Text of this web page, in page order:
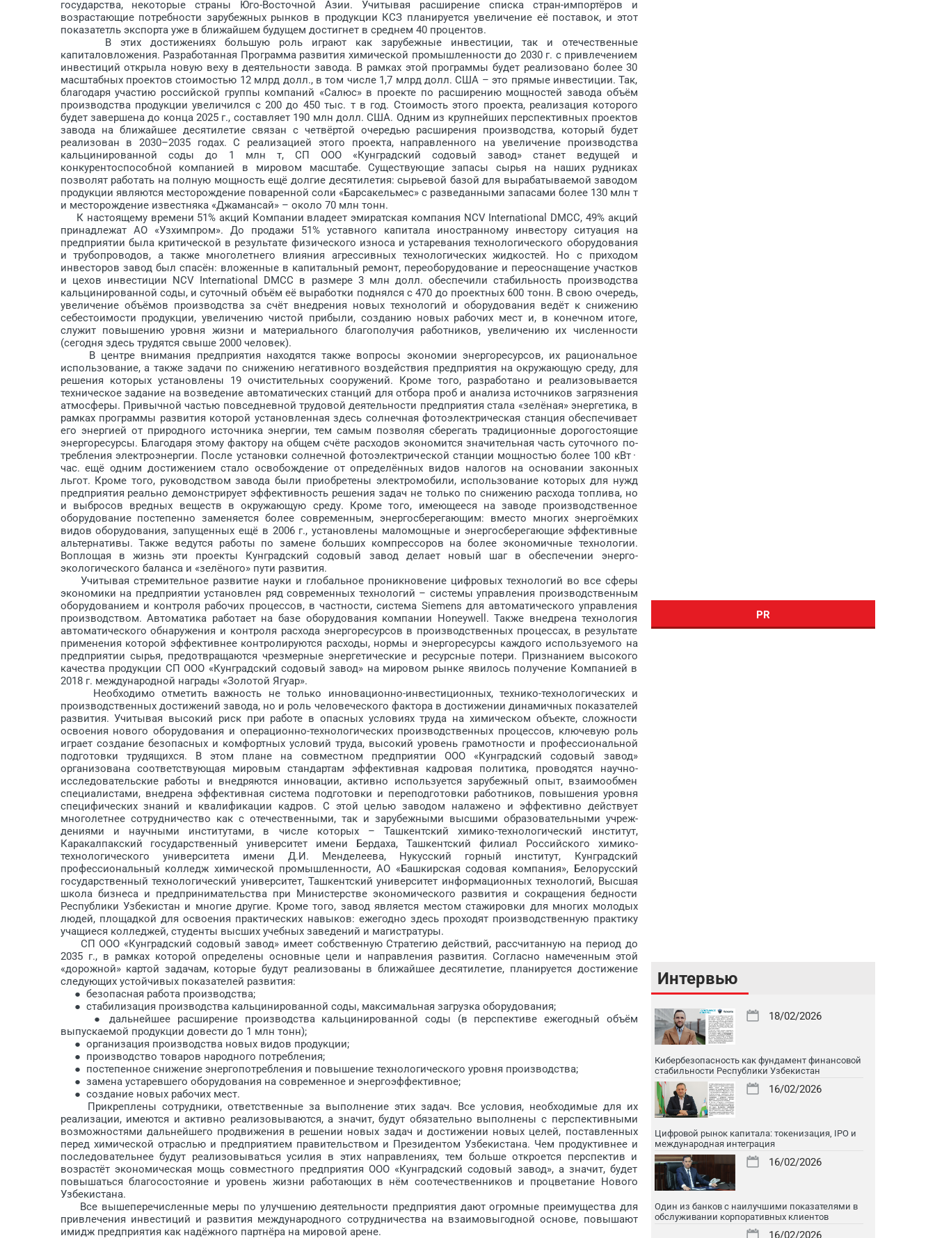
государства, некоторые страны Юго-Восточной Азии. Учитывая расширение списка стран-импортёров и
возрастающие потребности зарубежных рынков в продукции КСЗ планируется увеличение её поставок, и этот
показатетль экспорта уже в ближайшем будущем достигнет в среднем 40 процентов.
В этих достижениях большую роль играют как зарубежные инвестиции, так и отечественные
капиталовложения. Разработанная Программа развития химической промышленности до 2030 г. с привлечением
инвестиций открыла новую веху в деятельности завода. В рамках этой программы будет реализовано более 30
масштабных проектов стоимостью 12 млрд долл., в том числе 1,7 млрд долл. США – это прямые инвестиции. Так,
благодаря участию российской группы компаний «Салюс» в проекте по расширению мощностей завода объём
производства продукции увеличился с 200 до 450 тыс. т в год. Стоимость этого проекта, реализация которого
будет завершена до конца 2025 г., составляет 190 млн долл. США. Одним из круп­нейших перспективных проектов
завода на ближайшее десятилетие связан с четвёртой очередью расширения производства, который будет
реализован в 2030–2035 годах. С реализацией этого проекта, направленного на увеличение производства
кальцинированной соды до 1 млн т, СП ООО «Кунградский содовый завод» станет ведущей и
конкурентоспособной компанией в мировом масштабе. Существующие запасы сырья на наших рудниках
позволят работать на полную мощность ещё долгие десятилетия: сырьевой базой для вырабатываемой заводом
продукции являются месторождение поваренной соли «Барсакельмес» с разведанными запасами более 130 млн т
и месторождение известняка «Джамансай» – около 70 млн тонн.
К настоящему времени 51% акций Компании владеет эмиратская компания NCV International DMCC, 49% акций
принадлежат АО «Узхимпром». До продажи 51% уставного капитала иностранному инвестору ситуация на
предприятии была критической в результате физического износа и устаревания технологического оборудования
и трубопроводов, а также многолетнего влияния агрессивных технологических жидкостей. Но с приходом
инвесторов завод был спасён: вложенные в капитальный ремонт, переоборудование и переоснащение участков
и цехов инвестиции NCV International DMCC в размере 3 млн долл. обеспечили стабильность производства
кальцинированной соды, и суточный объём её выработки поднялся с 470 до проектных 600 тонн. В свою очередь,
увеличение объёмов производства за счёт внедрения новых технологий и оборудования ведёт к снижению
себестоимости продукции, увеличению чистой прибыли, созданию новых рабочих мест и, в конечном итоге,
служит повышению уровня жизни и материального благополучия работников, увеличению их численности
(сегодня здесь трудятся свыше 2000 человек).
В центре внимания предприятия находятся также вопросы экономии энергоресурсов, их рациональное
использование, а также задачи по снижению негативного воздействия предприятия на окружающую среду, для
решения которых установлены 19 очистительных сооружений. Кроме того, разработано и реализовывается
техническое задание на возведение автоматических станций для отбора проб и анализа источников загрязнения
атмосферы. Привычной частью повседневной трудовой дея­тельности предприятия стала «зелёная» энергетика, в
рамках программы развития которой установленная здесь солнечная фотоэлектрическая станция обеспечивает
его энергией от природного источника энергии, тем самым позволяя сберегать традиционные дорогостоящие
энергоресурсы. Благодаря этому фактору на общем счёте расходов экономится значительная часть суточного по­
требления электроэнергии. После установки солнечной фотоэлектрической станции мощностью более 100 кВт ·
час. ещё одним достижением стало освобождение от определённых видов налогов на основании законных
льгот. Кроме того, руководством завода были приобретены электромобили, использование которых для нужд
пред­приятия реально демонстрирует эффективность решения задач не только по снижению расхода топлива, но
и выбросов вредных веществ в окружающую среду. Кроме того, имеющееся на заводе производственное
оборудование постепенно заменяется более современным, энергосберегающим: вместо многих энергоёмких
видов оборудования, запущенных ещё в 2006 г., установлены маломощные и энергосберегающие эффективные
альтернативы. Также ведутся работы по замене больших компрессоров на более экономичные технологии.
Воплощая в жизнь эти проекты Кунградский содовый завод делает новый шаг в обеспечении энерго-
экологического баланса и «зелёного» пути развития.
Учитывая стремительное развитие науки и глобальное проникновение цифровых технологий во все сферы
экономики на предприятии установлен ряд современных технологий – системы управления производственным
оборудованием и контроля рабочих процессов, в частности, система Siemens для автоматического управления
производством. Автоматика работает на базе оборудования компании Honeywell. Также внедрена технология
автоматического обнаружения и контроля расхода энергоресурсов в производственных процессах, в результате
применения которой эффективнее контролируются расходы, нормы и энергоресурсы каждого используемого на
предприятии сырья, предот­вращаются чрезмерные энергетические и ресурсные потери. Признанием высокого
качества продукции СП ООО «Кунградский содовый завод» на мировом рынке явилось получение Компанией в
2018 г. международной награды «Золотой Ягуар».
Необходимо отметить важность не только инновационно-инвестиционных, технико-технологических и
производственных достижений завода, но и роль человеческого фактора в достижении динамичных показателей
развития. Учитывая высокий риск при работе в опасных условиях труда на химическом объекте, сложности
освоения нового оборудования и операционно-технологических производственных процессов, ключевую роль
играет создание безопасных и комфортных условий труда, высокий уровень грамотности и профессиональной
подготовки трудящихся. В этом плане на совместном предприятии ООО «Кунградский содовый завод»
организована соответствующая мировым стандартам эффективная кадровая политика, проводятся научно-
исследовательские работы и внедряются инновации, активно используется зарубежный опыт, взаимообмен
специалистами, внедрена эффективная система подготовки и переподготовки работников, повышения уровня
специфических знаний и квалификации кадров. С этой целью заводом налажено и эффективно действует
многолетнее сотрудничество как с отечественными, так и зарубежными высшими образовательными учреж­
дениями и научными институтами, в числе которых – Ташкентский химико-технологический институт,
Каракалпакский государственный университет имени Бердаха, Ташкентский филиал Российского химико-
технологического университета име­ни Д.И. Менделеева, Нукусский горный институт, Кунградский
профессиональный колледж химической промышленности, АО «Башкирская содовая компания», Белорусский
государственный технологический университет, Ташкентский университет информационных технологий, Высшая
школа бизнеса и предпринимательства при Министерстве экономического развития и сокращения бедности
Республики Узбекистан и многие другие. Кроме того, завод является местом стажировки для многих молодых
людей, площадкой для освоения практических навыков: ежегодно здесь проходят производственную практику
учащиеся колледжей, студенты высших учебных заведений и магистратуры.
СП ООО «Кунградский содовый завод» имеет собственную Стратегию действий, рассчитанную на период до
2035 г., в рамках которой определены основные цели и направления развития. Согласно намеченным этой
«дорожной» картой задачам, которые будут реализованы в ближайшее десятилетие, планируется достижение
следующих устойчивых показателей развития:
● безопасная работа производства;
● стабилизация производства кальцинированной соды, максимальная загрузка оборудования;
● дальнейшее расширение производства кальцинированной соды (в перспективе ежегодный объём
выпускаемой продукции довести до 1 млн тонн);
● организация производства новых видов продукции;
● производство товаров народного потребления;
● постепенное снижение энергопотребления и повышение технологического уровня производства;
● замена устаревшего оборудования на современное и энергоэффективное;
● создание новых рабочих мест.
Прикреплены сотрудники, ответственные за выполнение этих задач. Все условия, необходимые для их
реализации, имеются и активно реализовываются, а значит, будут обязательно выполнены с перспективными
возможностями дальнейшего продвижения в решении новых задач и достижении новых целей, поставленных
перед химической от­раслью и предприятием правительством и Президентом Узбекистана. Чем продуктивнее и
последовательнее будут реализовываться усилия в этих направлениях, тем больше откроется перспектив и
возрастёт экономическая мощь совместного предприятия ООО «Кунградский содовый завод», а значит, будет
повышаться благосостояние и уровень жизни работающих в нём соотечественников и процветание Нового
Узбекистана.
Все вышеперечисленные меры по улучшению деятельности предприятия дают огромные преимущества для
привлечения инвестиций и развития международного сотрудничества на взаимовыгодной основе, повышают
имидж предприятия как надёжного партнёра на мировой арене.
PR
Интервью
18/02/2026
Кибербезопасность как фундамент финансовой
стабильности Республики Узбекистан
16/02/2026
Цифровой рынок капитала: токенизация, IPO и
международная интеграция
16/02/2026
Один из банков с наилучшими показателями в
обслуживании корпоративных клиентов
16/02/2026